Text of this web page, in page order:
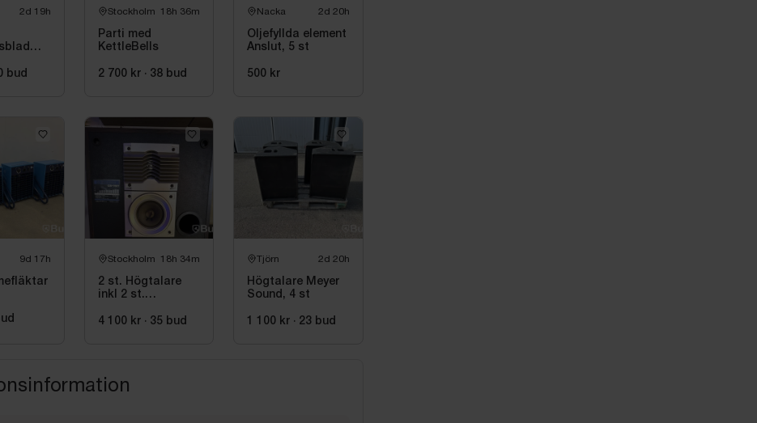
2d 19h
bud
Stockholm 18h 36m
Parti med
KettleBells
2 700 kr · 38 bud
Nacka 2d 20h
Oljefyllda element
Anslut, 5 st
500 kr
9d 17h Stockholm 18h 34m
2 st. Högtalare
inkl 2 st.
mixer Pioneer
4 100 kr · 35 bud
Tjörn 2d 20h
Högtalare Meyer
Sound, 4 st
1 100 kr · 23 bud